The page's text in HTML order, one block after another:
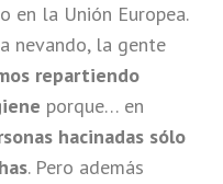
en la Unión Europea.
nevando, la gente
repartiendo
porque… en
hacinadas sólo
. Pero además